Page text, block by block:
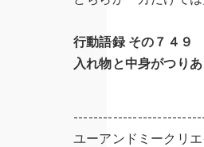
行動語録 その７４９
入れ物と中身がつり
ユーアンドミークリ